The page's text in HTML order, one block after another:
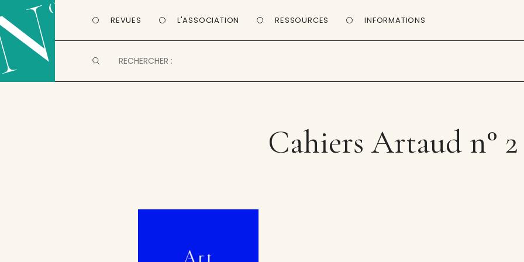
REVUES L'ASSOCIATION RESSOURCES INFORMATIONS
Cahiers Artaud n° 2